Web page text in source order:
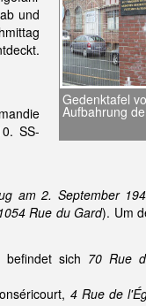
Gedenktafel
Aufbahrung
und
SS-
am 2. September
Rue du Gard). Um
befindet sich 70 Rue
4 Rue de